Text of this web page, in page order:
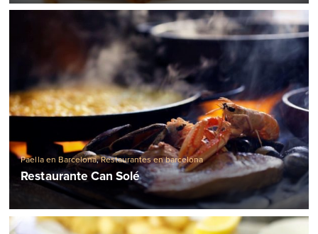
Paella en Barcelona,Restaurantes en barcelona
Restaurante Can Solé